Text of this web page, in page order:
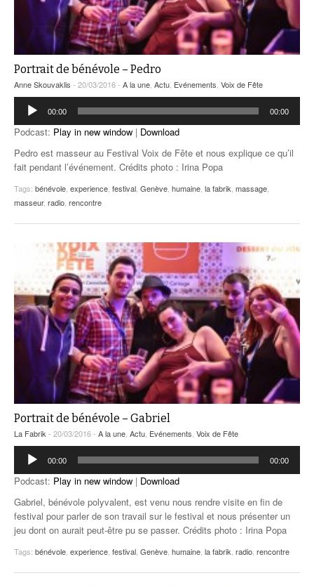
Portrait de bénévole – Pedro
Anne Skouvaklis - 20/03/2016 - A la une Actu Evénements Voix de Fête
Lecteur
audio
00:00 00:00
Podcast: Play in new window | Download
Pedro est masseur au Festival Voix de Fête et nous explique ce qu’il
fait pendant l’événement. Crédits photo : Irina Popa
Tags: bénévole experience festival Genève humaine la fabrik massage
masseur, radio rencontre
Portrait de bénévole – Gabriel
La Fabrik- 20/03/2016 - A la une, Actu, Evénements, Voix de Fête
Lecteur
audio
00:00 00:00
Podcast: Play in new window | Download
Gabriel, bénévole polyvalent, est venu nous rendre visite en fin de
festival pour parler de son travail sur le festival et nous présenter un
jeu dont on aurait peut-être pu se passer. Crédits photo : Irina Popa
Tags: bénévole, experience, festival, Genève, humaine, la fabrik, radio, rencontre